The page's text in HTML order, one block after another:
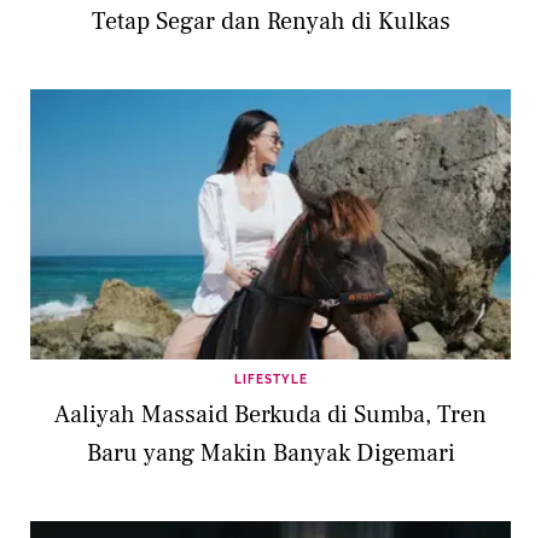
Tetap Segar dan Renyah di Kulkas
LIFESTYLE
Aaliyah Massaid Berkuda di Sumba, Tren
Baru yang Makin Banyak Digemari